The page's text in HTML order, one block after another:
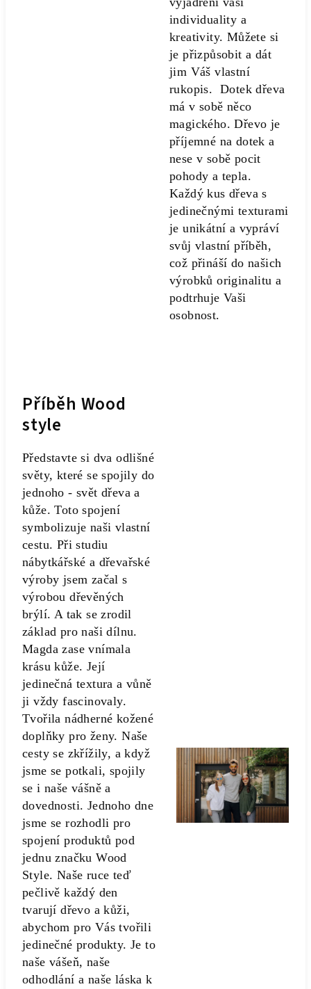
individuality a
kreativity. Můžete si
je přizpůsobit a dát
jim Váš vlastní
rukopis. Dotek dřeva
má v sobě něco
magického. Dřevo je
příjemné na dotek a
nese v sobě pocit
pohody a tepla.
Každý kus dřeva s
jedinečnými texturami
je unikátní a vypráví
svůj vlastní příběh,
což přináší do našich
výrobků originalitu a
podtrhuje Vaši
osobnost.
Příběh Wood
style
Představte si dva odlišné
světy, které se spojily do
jednoho - svět dřeva a
kůže. Toto spojení
symbolizuje naši vlastní
cestu. Při studiu
nábytkářské a dřevařské
výroby jsem začal s
výrobou dřevěných
brýlí. A tak se zrodil
základ pro naši dílnu.
Magda zase vnímala
krásu kůže. Její
jedinečná textura a vůně
ji vždy fascinovaly.
Tvořila nádherné kožené
doplňky pro ženy. Naše
cesty se zkřížily, a když
jsme se potkali, spojily
se i naše vášně a
dovednosti. Jednoho dne
jsme se rozhodli pro
spojení produktů pod
jednu značku Wood
Style. Naše ruce teď
pečlivě každý den
tvarují dřevo a kůži,
abychom pro Vás tvořili
jedinečné produkty. Je to
naše vášeň, naše
odhodlání a naše láska k